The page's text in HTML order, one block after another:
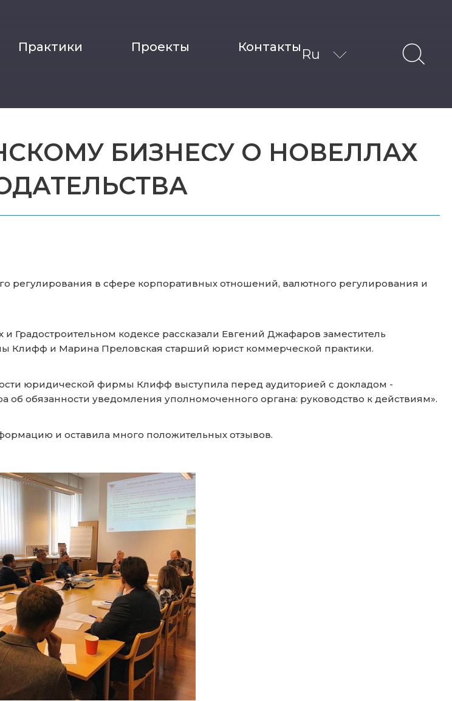
Практики Проекты Контакты Ru
БИЗНЕСУ О НОВЕЛЛАХ
регулирования в сфере корпоративных отношений, валютного регулирования и
Градостроительном кодексе рассказали Евгений Джафаров заместитель
Клифф и Марина Преловская старший юрист коммерческой практики.
юридической фирмы Клифф выступила перед аудиторией с докладом -
обязанности уведомления уполномоченного органа: руководство к действиям».
и оставила много положительных отзывов.